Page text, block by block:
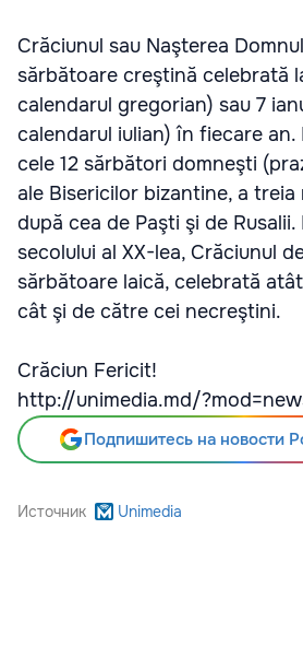
Crăciunul sau Naşterea
sărbătoare creştină celebrată
calendarul gregorian) sau 7
calendarul iulian) în fiecare an.
cele 12 sărbători domneşti
ale Bisericilor bizantine, a
după cea de Paşti şi de
secolului al XX-lea, Crăciunul
sărbătoare laică, celebrată
cât şi de către cei necreştini.
Crăciun Fericit!
http://unimedia.md/
Подпишитесь на новости
Источник Unimedia